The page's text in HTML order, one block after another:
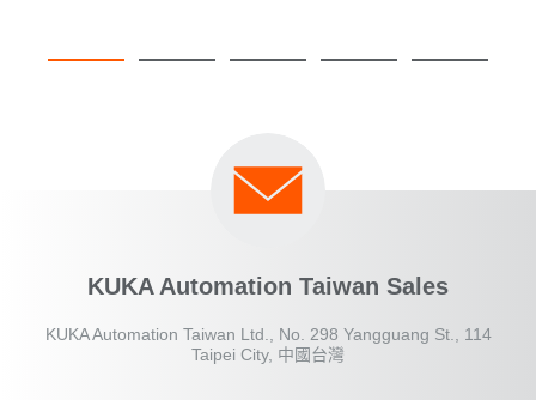
KUKA Automation Taiwan Sales
KUKA Automation Taiwan Ltd., No. 298 Yangguang St., 114
Taipei City, 中國台灣